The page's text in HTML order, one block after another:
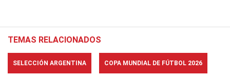
TEMAS RELACIONADOS
SELECCIÓN ARGENTINA COPA MUNDIAL DE FÚTBOL 2026